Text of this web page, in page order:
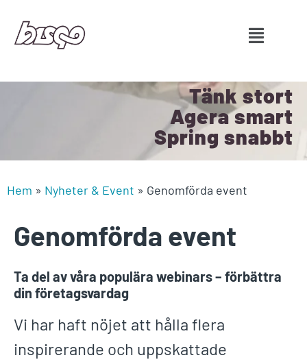
Tänk stort
Agera smart
Spring snabbt
Hem » Nyheter & Event » Genomförda event
Genomförda event
Ta del av våra populära webinars – förbättra
din företagsvardag
Vi har haft nöjet att hålla flera
inspirerande och uppskattade